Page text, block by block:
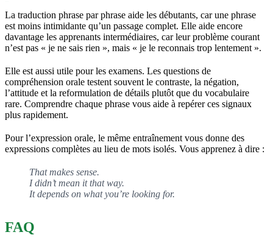
La traduction phrase par phrase aide les débutants, car une phrase
est moins intimidante qu’un passage complet. Elle aide encore
davantage les apprenants intermédiaires, car leur problème courant
n’est pas « je ne sais rien », mais « je le reconnais trop lentement ».
Elle est aussi utile pour les examens. Les questions de
compréhension orale testent souvent le contraste, la négation,
l’attitude et la reformulation de détails plutôt que du vocabulaire
rare. Comprendre chaque phrase vous aide à repérer ces signaux
plus rapidement.
Pour l’expression orale, le même entraînement vous donne des
expressions complètes au lieu de mots isolés. Vous apprenez à dire :
That makes sense.
I didn’t mean it that way.
It depends on what you’re looking for.
FAQ